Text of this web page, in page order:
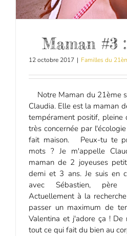
Maman #3
12 octobre 2017 | Familles du
Notre Maman du 21ème
Claudia. Elle est la maman
tempérament positif, pleine
très concernée par
fait maison. Peux-tu te
mots ? Je m'appelle
maman de 2 joyeuses
demi et 3 ans. Je suis en
avec Sébastien,
Actuellement à la
passer un maximum de
Valentina et j'adore ça ! De
tout ce qui fait du bien au